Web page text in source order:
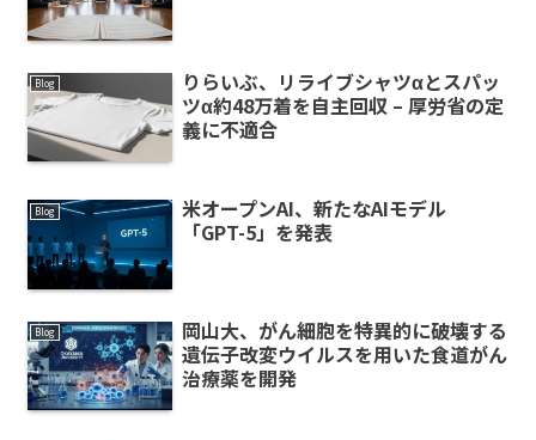
Blog
りらいぶ、リライブシャツαとスパッ
ツα約48万着を自主回収 – 厚労省の定
義に不適合
Blog
米オープンAI、新たなAIモデル
「GPT-5」を発表
Blog
岡山大、がん細胞を特異的に破壊する
遺伝子改変ウイルスを用いた食道がん
治療薬を開発